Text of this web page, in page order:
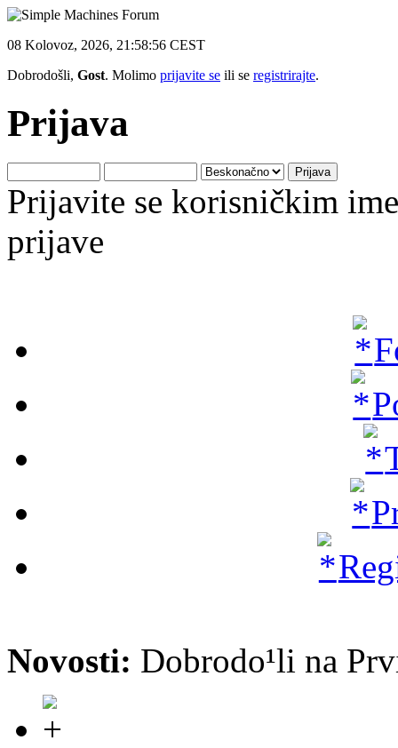
08 Kolovoz, 2026, 21:58:56 CEST
Dobrodošli, Gost. Molimo prijavite se ili se registrirajte.
Prijava
Prijavite se korisničkim
prijave
Novosti: Dobrodo¹li na